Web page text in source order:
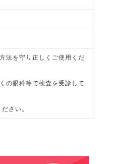
法を守り正しくご使用くだ
の眼科等で検査を受診して
さい。